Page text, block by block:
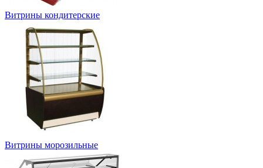
Витрины кондитерские
Витрины морозильные